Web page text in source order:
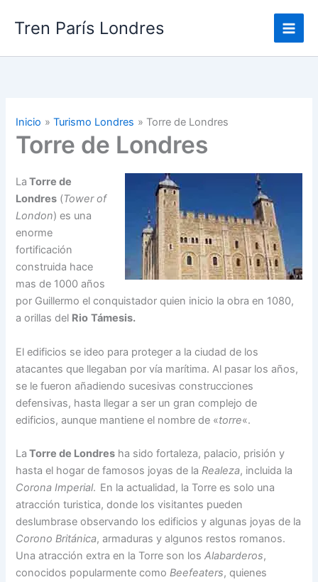
Tren París Londres
Inicio Turismo Londres Torre de Londres
Torre de Londres
La Torre de
Londres (Tower of
London) es una
enorme
fortificación
construida hace
mas de 1000 años
por Guillermo el conquistador quien inicio la obra en 1080,
a orillas del Rio Támesis.
El edificios se ideo para proteger a la ciudad de los
atacantes que llegaban por vía marítima. Al pasar los años,
se le fueron añadiendo sucesivas construcciones
defensivas, hasta llegar a ser un gran complejo de
edificios, aunque mantiene el nombre de «torre«.
La Torre de Londres ha sido fortaleza, palacio, prisión y
hasta el hogar de famosos joyas de laRealeza, incluida la
Corona Imperial. En la actualidad, la Torre es solo una
atracción turistica, donde los visitantes pueden
deslumbrase observando los edificios y algunas joyas de la
Corono Británica, armaduras y algunos restos romanos.
Una atracción extra en la Torre son losAlabarderos,
conocidos popularmente comoBeefeaters, quienes